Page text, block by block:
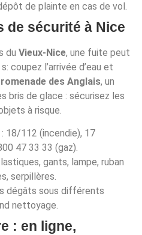
de plainte en cas de vol.
de sécurité à Nice
du Vieux-Nice, une fuite peut
coupez l’arrivée d’eau et
des Anglais, un
bris de glace : sécurisez les
à risque.
: 18/112 (incendie), 17
47 33 33 (gaz).
gants, lampe, ruban
serpillères.
dégâts sous différents
nettoyage.
: en ligne,